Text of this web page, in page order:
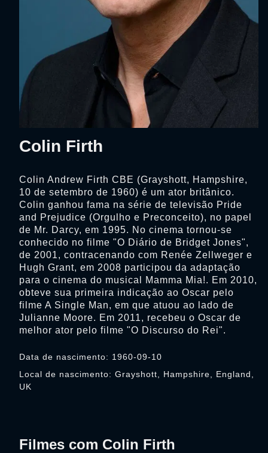
Colin Firth
Data de nascimento: 1960-09-10
Local de nascimento: Grayshott, Hampshire, England,
UK
Colin Andrew Firth CBE (Grayshott, Hampshire,
10 de setembro de 1960) é um ator britânico.
Colin ganhou fama na série de televisão Pride
and Prejudice (Orgulho e Preconceito), no papel
de Mr. Darcy, em 1995. No cinema tornou-se
conhecido no filme "O Diário de Bridget Jones",
de 2001, contracenando com Renée Zellweger e
Hugh Grant, em 2008 participou da adaptação
para o cinema do musical Mamma Mia!. Em 2010,
obteve sua primeira indicação ao Oscar pelo
filme A Single Man, em que atuou ao lado de
Julianne Moore. Em 2011, recebeu o Oscar de
melhor ator pelo filme "O Discurso do Rei".
Filmes com Colin Firth